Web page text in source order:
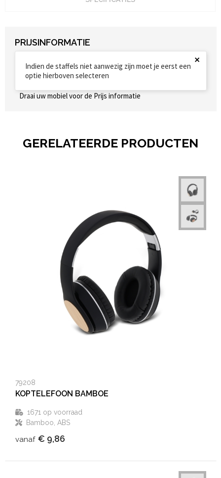
PRIJSINFORMATIE
Indien de staffels niet aanwezig zijn moet je eerst een
optie hierboven selecteren
×
Draai uw mobiel voor de Prijs informatie
GERELATEERDE PRODUCTEN
79208
KOPTELEFOON BAMBOE
1671 op voorraad
Bamboo, ABS
vanaf € 9,86